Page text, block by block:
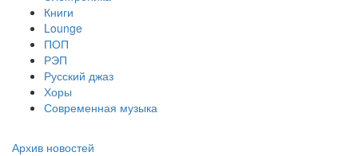
Книги
Lounge
ПОП
РЭП
Русский джаз
Хоры
Современная музыка
Архив новостей